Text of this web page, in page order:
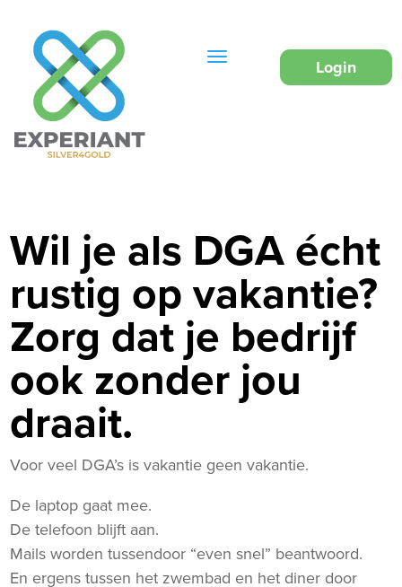
Login
Wil je als DGA écht
rustig op vakantie?
Zorg dat je bedrijf
ook zonder jou
draait.
Voor veel DGA’s is vakantie geen vakantie.
De laptop gaat mee.
De telefoon blijft aan.
Mails worden tussendoor “even snel” beantwoord.
En ergens tussen het zwembad en het diner door